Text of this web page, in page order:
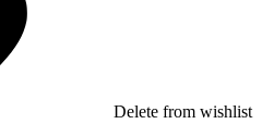
Delete from wishlist